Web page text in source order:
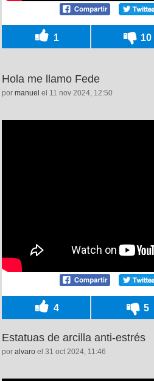
1 10
Hola me llamo Fede
por manuel el 11 nov 2024, 12:50
4 5
Estatuas de arcilla anti-estrés
por alvaro el 31 oct 2024, 11:46